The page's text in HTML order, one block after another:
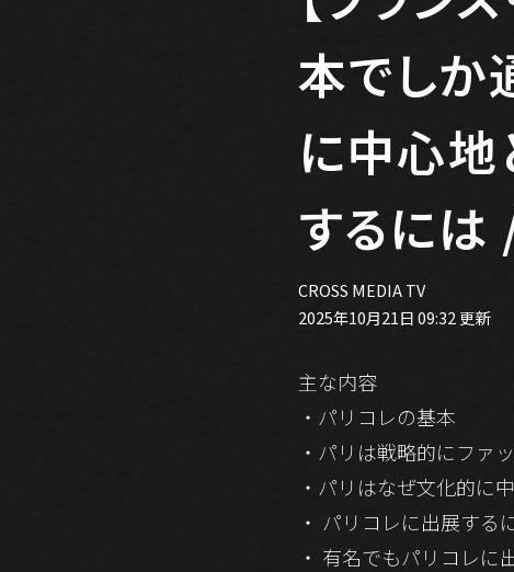
本でしか
に中心
するには
CROSS MEDIA TV
2025年10月21日 09:32 更新
主な内容
・パリコレの基本
・パリは戦略的にファ
・パリはなぜ文化的に
・ パリコレに出展する
・ 有名でもパリコレに